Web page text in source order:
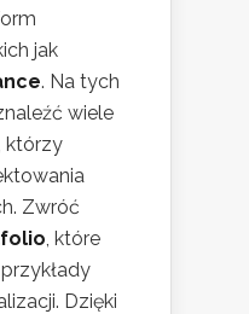
jak
. Na tych
wiele
którzy
Zwróć
, które
Dzięki